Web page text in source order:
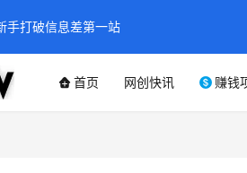
首页 网创快讯 赚钱
手打破信息差第一站